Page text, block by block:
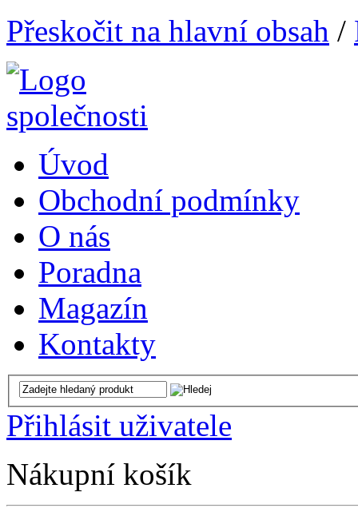
Přeskočit na hlavní obsah /
Úvod
Obchodní podmínky
O nás
Poradna
Magazín
Kontakty
Přihlásit uživatele
Nákupní košík